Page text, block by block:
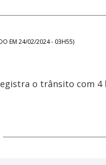
EM 24/02/2024 - 03H55)
o trânsito com